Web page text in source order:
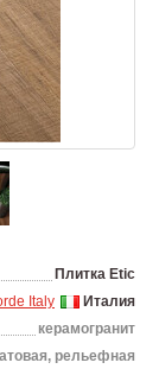
Плитка Etic
Италия
Italy
керамогранит
рельефная